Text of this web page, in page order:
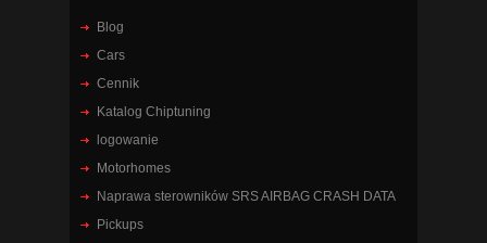
Blog
Cars
Cennik
Katalog Chiptuning
logowanie
Motorhomes
Naprawa sterowników SRS AIRBAG CRASH DATA
Pickups